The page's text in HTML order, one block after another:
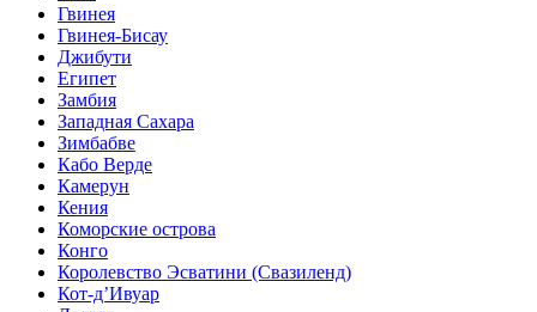
Гвинея
Гвинея-Бисау
Джибути
Египет
Замбия
Западная Сахара
Зимбабве
Кабо Верде
Камерун
Кения
Коморские острова
Конго
Королевство Эсватини (Свазиленд)
Кот-д’Ивуар